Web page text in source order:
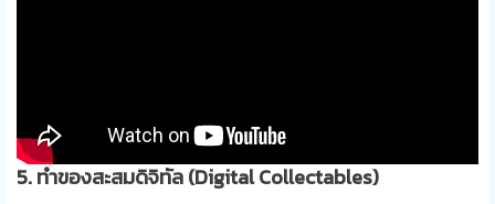
5. ทำของสะสมดิจิทัล (Digital Collectables)